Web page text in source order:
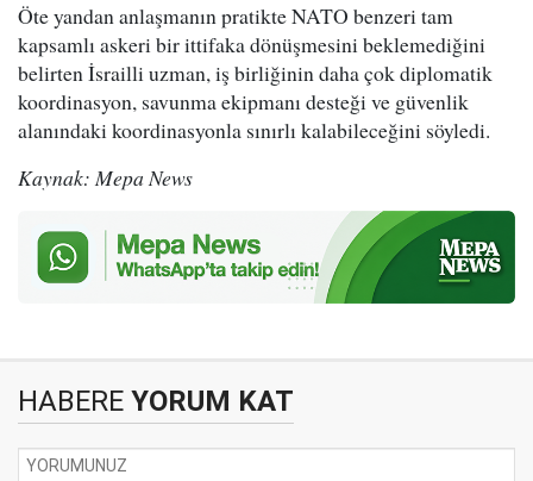
Öte yandan anlaşmanın pratikte NATO benzeri tam
kapsamlı askeri bir ittifaka dönüşmesini beklemediğini
belirten İsrailli uzman, iş birliğinin daha çok diplomatik
koordinasyon, savunma ekipmanı desteği ve güvenlik
alanındaki koordinasyonla sınırlı kalabileceğini söyledi.
Kaynak: Mepa News
HABERE YORUM KAT